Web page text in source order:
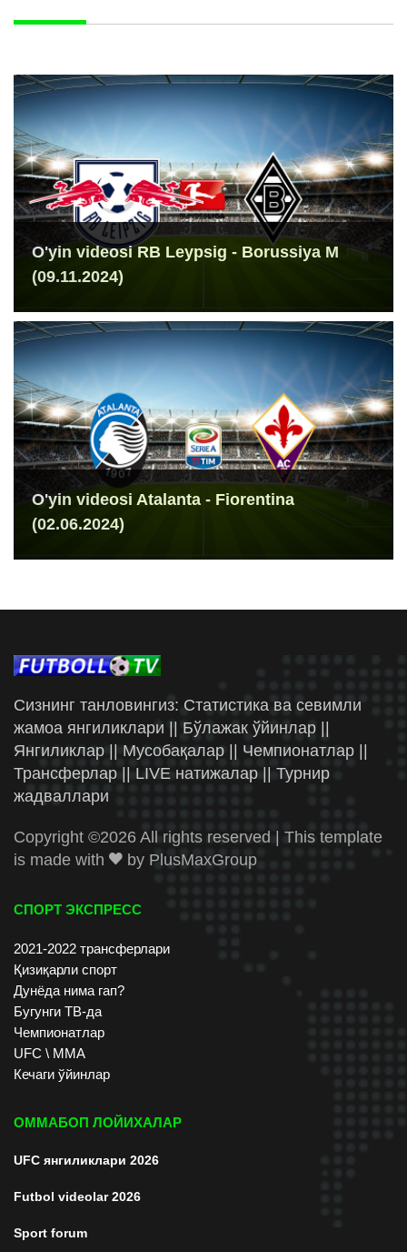
O'yin videosi RB Leypsig - Borussiya M
(09.11.2024)
O'yin videosi Atalanta - Fiorentina
(02.06.2024)
Сизнинг танловингиз: Статистика ва севимли
жамоа янгиликлари || Бўлажак ўйинлар ||
Янгиликлар || Мусобақалар || Чемпионатлар ||
Трансферлар || LIVE натижалар || Турнир
жадваллари
Copyright ©2026 All rights reserved | This template
is made with
by PlusMaxGroup
СПОРТ ЭКСПРЕСС
2021-2022 трансферлари
Қизиқарли спорт
Дунёда нима гап?
Бугунги ТВ-да
Чемпионатлар
UFC \ ММА
Кечаги ўйинлар
ОММАБОП ЛОЙИХАЛАР
UFC янгиликлари 2026
Futbol videolar 2026
Sport forum